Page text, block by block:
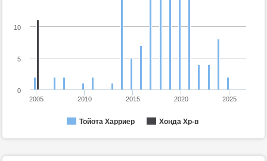
Тойота Харриер Хонда Хр-в
2005 2010 2015 2020 2025
0
5
10